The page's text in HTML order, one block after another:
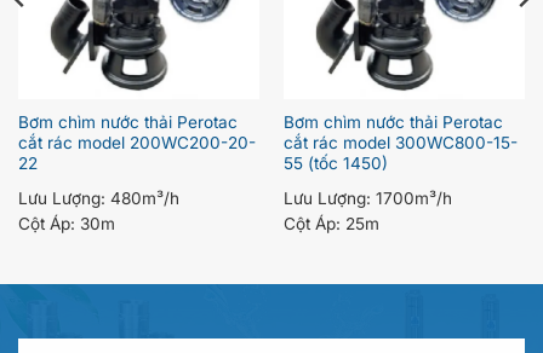
Bơm chìm nước thải Perotac
cắt rác model 200WC200-20-
22
Lưu Lượng: 480m³/h
Cột Áp: 30m
Bơm chìm nước thải Perotac
cắt rác model 300WC800-15-
55 (tốc 1450)
Lưu Lượng: 1700m³/h
Cột Áp: 25m